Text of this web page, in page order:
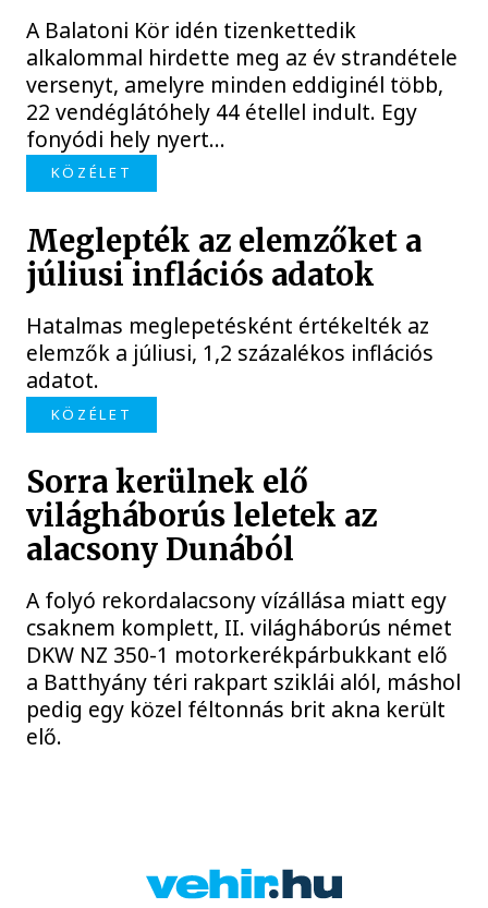
A Balatoni Kör idén tizenkettedik
alkalommal hirdette meg az év strandétele
versenyt, amelyre minden eddiginél több,
22 vendéglátóhely 44 étellel indult. Egy
fonyódi hely nyert...
KÖZÉLET
Meglepték az elemzőket a
júliusi inflációs adatok
Hatalmas meglepetésként értékelték az
elemzők a júliusi, 1,2 százalékos inflációs
adatot.
KÖZÉLET
Sorra kerülnek elő
világháborús leletek az
alacsony Dunából
A folyó rekordalacsony vízállása miatt egy
csaknem komplett, II. világháborús német
DKW NZ 350-1 motorkerékpárbukkant elő
a Batthyány téri rakpart sziklái alól, máshol
pedig egy közel féltonnás brit akna került
elő.